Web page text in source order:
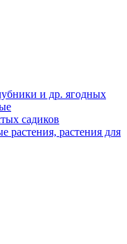
и др. ягодных
садиков
растения, растения для